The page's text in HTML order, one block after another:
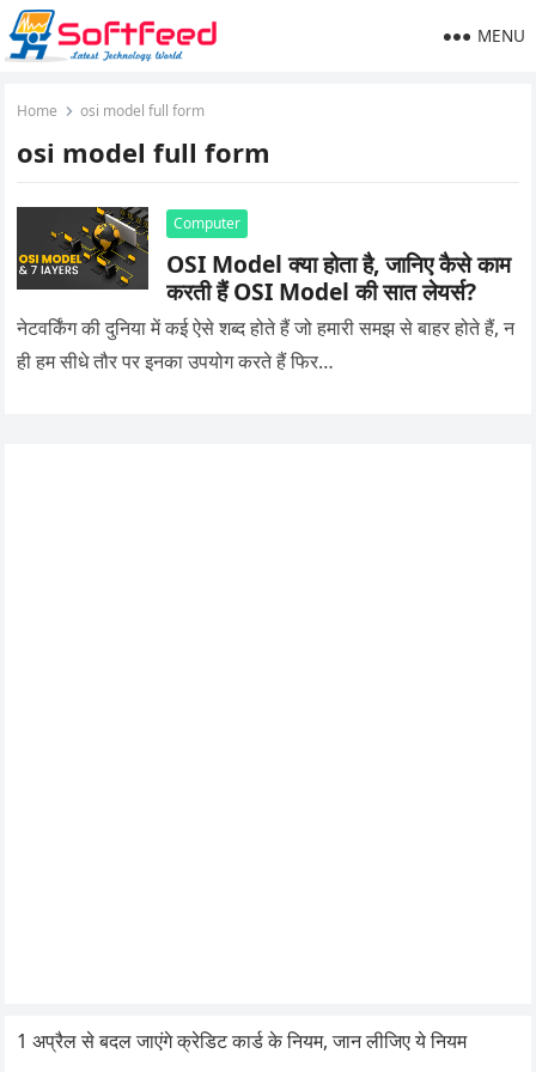
MENU
Home osi model full form
osi model full form
Computer
OSI Model क्या होता है, जानिए कैसे काम
करती हैं OSI Model की सात लेयर्स?
नेटवर्किंग की दुनिया में कई ऐसे शब्द होते हैं जो हमारी समझ से बाहर होते हैं, न
ही हम सीधे तौर पर इनका उपयोग करते हैं फिर…
1 अप्रैल से बदल जाएंगे क्रेडिट कार्ड के नियम, जान लीजिए ये नियम